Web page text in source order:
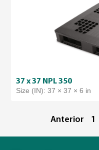
37 x 37 NPL 350
Size (IN): 37 × 37 × 6 in
Anterior 1